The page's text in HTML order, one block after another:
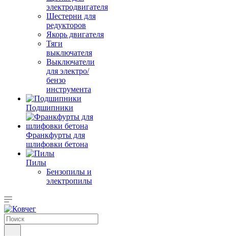
электродвигателя
Шестерни для
редукторов
Якорь двигателя
Тяги
выключателя
Выключатели
для электро/
бензо
инструмента
Подшипники
Франкфурты для
шлифовки бетона
Пилы
Бензопилы и
электропилы